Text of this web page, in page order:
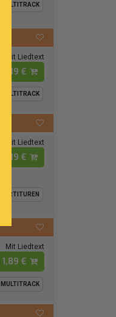
MULTITRACK
Mit Liedtext
1,89 €
MULTITRACK
Mit Liedtext
1,89 €
PARTITUREN
Mit Liedtext
1,89 €
MULTITRACK